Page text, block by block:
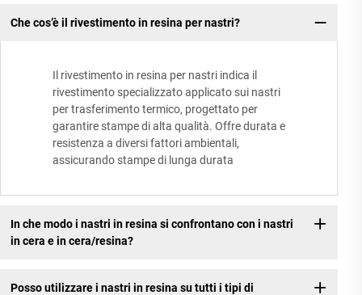
Che cos’è il rivestimento in resina per nastri?
Il rivestimento in resina per nastri indica il
rivestimento specializzato applicato sui nastri
per trasferimento termico, progettato per
garantire stampe di alta qualità. Offre durata e
resistenza a diversi fattori ambientali,
assicurando stampe di lunga durata
In che modo i nastri in resina si confrontano con i nastri
in cera e in cera/resina?
Posso utilizzare i nastri in resina su tutti i tipi di